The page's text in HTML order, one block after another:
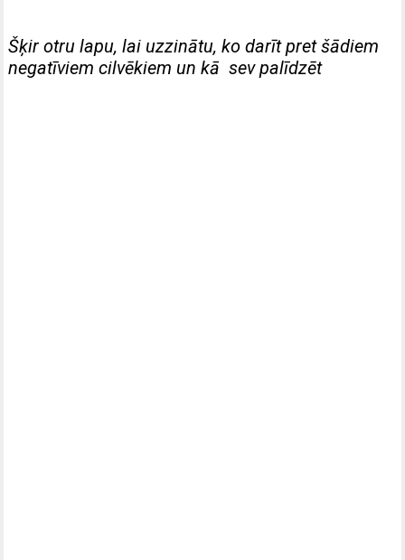
Šķir otru lapu, lai uzzinātu, ko darīt pret šādiem
negatīviem cilvēkiem un kā sev palīdzēt